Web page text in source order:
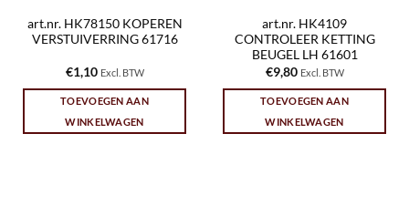
art.nr. HK78150 KOPEREN
VERSTUIVERRING 61716
€1,10 Excl. BTW
TOEVOEGEN AAN
WINKELWAGEN
art.nr. HK4109
CONTROLEER KETTING
BEUGEL LH 61601
€9,80 Excl. BTW
TOEVOEGEN AAN
WINKELWAGEN